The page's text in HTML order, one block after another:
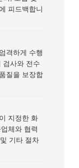
피드백합니
격하게 수행
검사와 전수
질을 보장합
지정한 화
체와 협력
기타 절차